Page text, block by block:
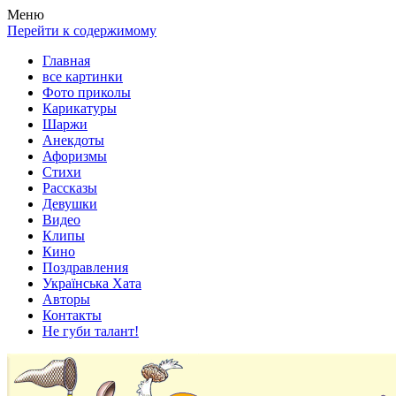
Весела хата — прикольные картинки, смешные истории, клипы!
Покажем всем ваши фото приколы, карикатуры, шаржи, стихи,
Меню
Перейти к содержимому
Главная
все картинки
Фото приколы
Карикатуры
Шаржи
Анекдоты
Афоризмы
Стихи
Рассказы
Девушки
Видео
Клипы
Кино
Поздравления
Українська Хата
Авторы
Контакты
Не губи талант!